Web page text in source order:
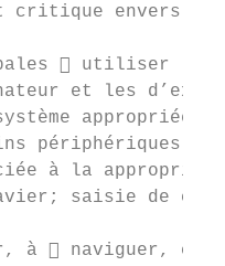
critique envers
 utiliser
et les
appropriée,
périphériques
à la
saisie de
à  naviguer,